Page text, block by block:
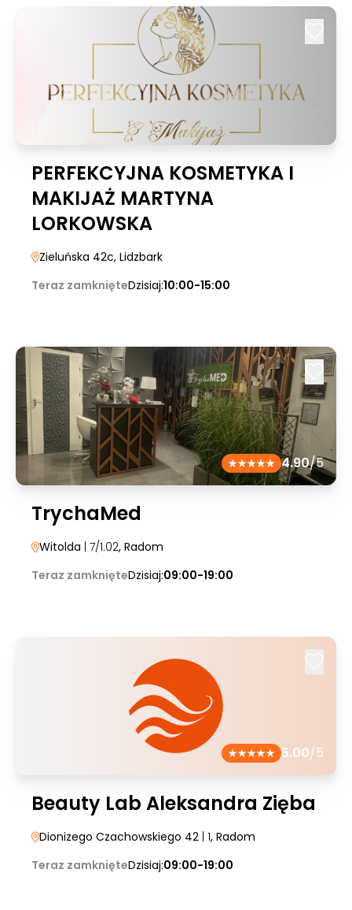
PERFEKCYJNA KOSMETYKA I
MAKIJAŻ MARTYNA
LORKOWSKA
Zieluńska 42c, Lidzbark
Teraz zamknięteDzisiaj:10:00-15:00
4.90/5
TrychaMed
Witolda | 7/1.02, Radom
Teraz zamknięteDzisiaj:09:00-19:00
5.00/5
Beauty Lab Aleksandra Zięba
Dionizego Czachowskiego 42 | 1, Radom
Teraz zamknięteDzisiaj:09:00-19:00